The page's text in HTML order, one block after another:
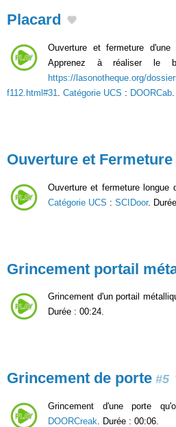
Placard
Ouverture et fermeture
Apprenez à réaliser le
https://lasonotheque.org/
f112.html#31
Catégorie UCS : DOORCab
Ouverture et
Ouverture et fermeture longue
Catégorie UCS : SCIDoor.
Grincement portail
Grincement d'un portail
Durée : 00:24.
Grincement de porte #5
Grincement d'une porte
DOORCreak . Durée : 00:06.